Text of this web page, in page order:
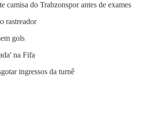
camisa do Trabzonspor antes de exames
rastreador
gols
na Fifa
ingressos da turnê